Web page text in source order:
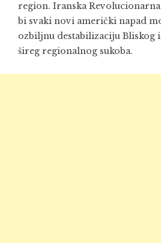
region. Iranska
bi svaki novi američki napad
ozbiljnu destabilizaciju Bliskog
šireg regionalnog sukoba.